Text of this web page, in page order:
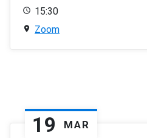
15:30
Zoom
19 MAR